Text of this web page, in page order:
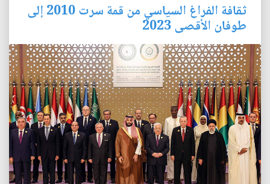
ثقافة الفراغ السياسي من قمة سرت 2010 إلى
طوفان الأقصى 2023